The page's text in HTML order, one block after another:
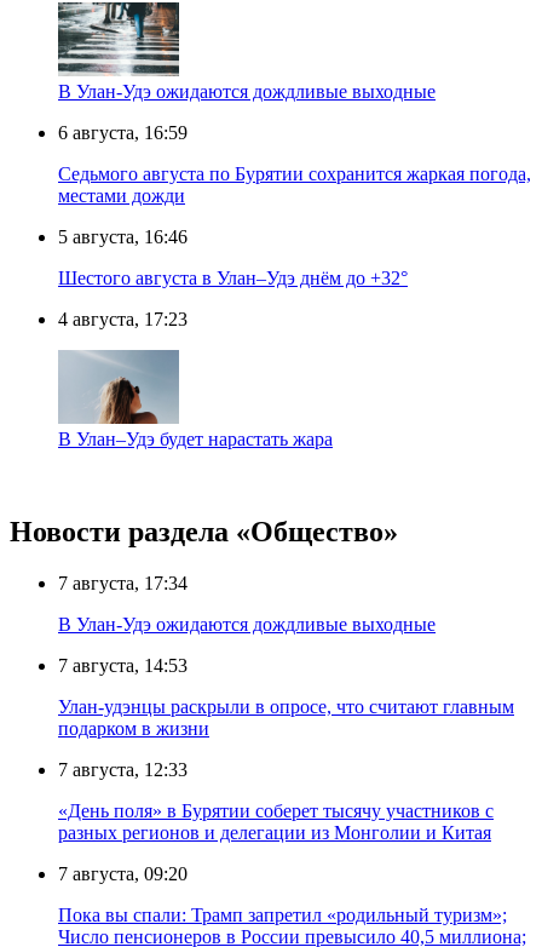
В Улан-Удэ ожидаются дождливые выходные
6 августа, 16:59
Седьмого августа по Бурятии сохранится жаркая погода,
местами дожди
5 августа, 16:46
Шестого августа в Улан–Удэ днём до +32°
4 августа, 17:23
В Улан–Удэ будет нарастать жара
Новости раздела «Общество»
7 августа, 17:34
В Улан-Удэ ожидаются дождливые выходные
7 августа, 14:53
Улан-удэнцы раскрыли в опросе, что считают главным
подарком в жизни
7 августа, 12:33
«День поля» в Бурятии соберет тысячу участников с
разных регионов и делегации из Монголии и Китая
7 августа, 09:20
Пока вы спали: Трамп запретил «родильный туризм»;
Число пенсионеров в России превысило 40,5 миллиона;